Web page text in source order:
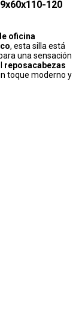
120
oficina
, esta silla está
una sensación
reposacabezas
toque moderno y